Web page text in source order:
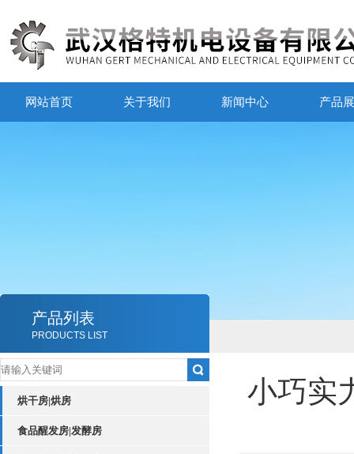
网站首页 关于我们 新闻中心 产品
产品列表
PRODUCTS LIST
烘干房|烘房
食品醒发房|发酵房
小巧实